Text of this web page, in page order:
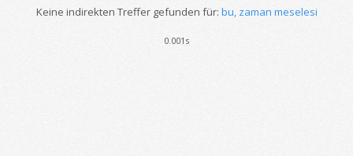
Keine indirekten Treffer gefunden für: bu, zaman meselesi
0.001s